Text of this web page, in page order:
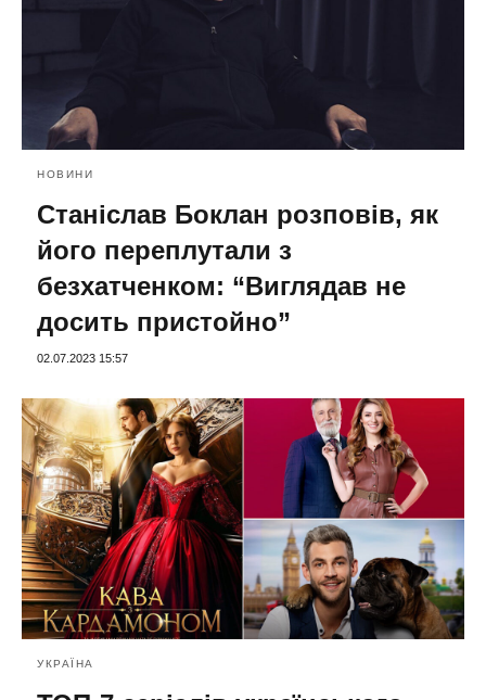
НОВИНИ
Станіслав Боклан розповів, як
його переплутали з
безхатченком: “Виглядав не
досить пристойно”
02.07.2023 15:57
УКРАЇНА